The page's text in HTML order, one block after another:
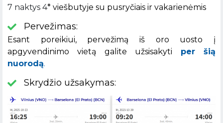
7 naktys 4* viešbutyje su pusryčiais ir vakarienėmis
Pervežimas:
Esant poreikiui, pervežimą iš oro uosto į
apgyvendinimo vietą galite užsisakyti per šią
nuorodą.
Skrydžio užsakymas: